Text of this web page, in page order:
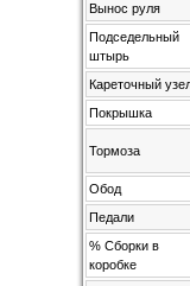
Вынос руля
Подседельный
штырь
Кареточный
Покрышка
Тормоза
Обод
Педали
% Сборки в
коробке